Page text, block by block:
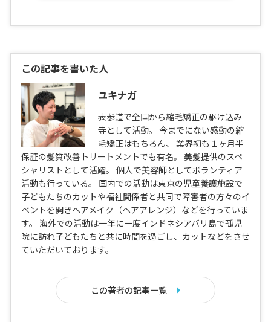
この記事を書いた人
ユキナガ
表参道で全国から縮毛矯正の駆け込み
寺として活動。 今までにない感動の縮
毛矯正はもちろん、 業界初も１ヶ月半
保証の髪質改善トリートメントでも有名。 美髪提供のスペ
シャリストとして活躍。 個人で美容師としてボランティア
活動も行っている。 国内での活動は東京の児童養護施設で
子どもたちのカットや福祉関係者と共同で障害者の方々のイ
ベントを開きヘアメイク（ヘアアレンジ）などを行っていま
す。 海外での活動は一年に一度インドネシアバリ島で孤児
院に訪れ子どもたちと共に時間を過ごし、カットなどをさせ
ていただいております。
この著者の記事一覧